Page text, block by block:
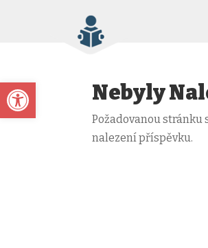
Open toolbar Nebyly
Požadovanou
nalezení příspěvku.